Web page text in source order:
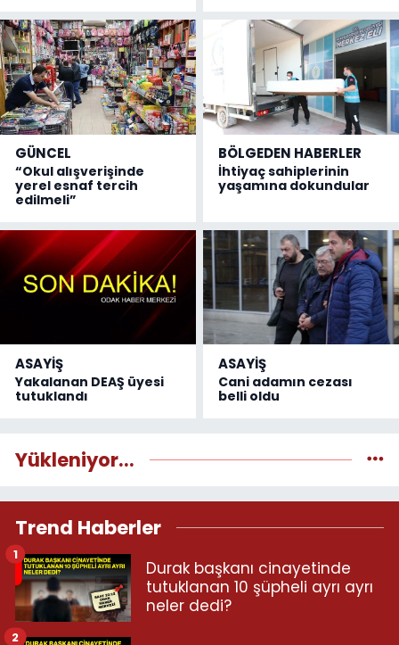
GÜNCEL
“Okul alışverişinde
yerel esnaf tercih
edilmeli”
BÖLGEDEN HABERLER
İhtiyaç sahiplerinin
yaşamına dokundular
ASAYİŞ
Yakalanan DEAŞ üyesi
tutuklandı
ASAYİŞ
Cani adamın cezası
belli oldu
Yükleniyor...
Trend Haberler
Durak başkanı cinayetinde
tutuklanan 10 şüpheli ayrı ayrı
neler dedi?
1
2